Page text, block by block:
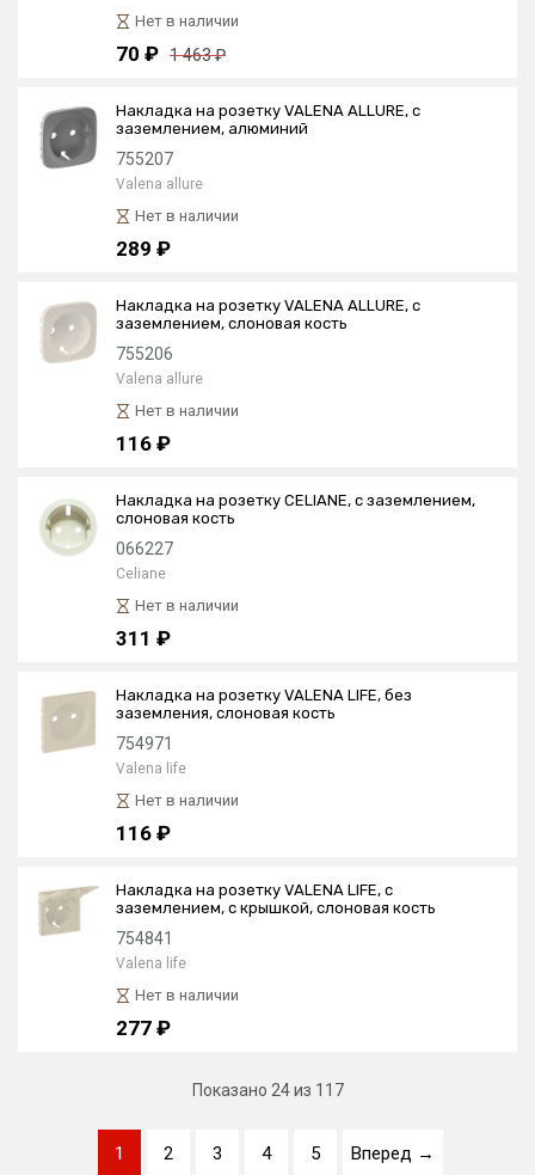
Нет в наличии
70 ₽ 1 463 ₽
Накладка на розетку VALENA ALLURE, с
заземлением, алюминий
755207
Valena allure
Нет в наличии
289 ₽
Накладка на розетку VALENA ALLURE, с
заземлением, слоновая кость
755206
Valena allure
Нет в наличии
116 ₽
Накладка на розетку CELIANE, с заземлением,
слоновая кость
066227
Celiane
Нет в наличии
311 ₽
Накладка на розетку VALENA LIFE, без
заземления, слоновая кость
754971
Valena life
Нет в наличии
116 ₽
Накладка на розетку VALENA LIFE, с
заземлением, с крышкой, слоновая кость
754841
Valena life
Нет в наличии
277 ₽
Показано 24из 117
1 2 3 4 5 Вперед →